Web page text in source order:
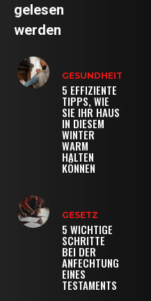
gelesen
werden
GESUNDHEIT
5 EFFIZIENTE
TIPPS, WIE
SIE IHR HAUS
IN DIESEM
WINTER
WARM
HALTEN
KÖNNEN
GESETZ
5 WICHTIGE
SCHRITTE
BEI DER
ANFECHTUNG
EINES
TESTAMENTS